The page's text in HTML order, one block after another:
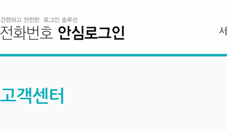
고객센터